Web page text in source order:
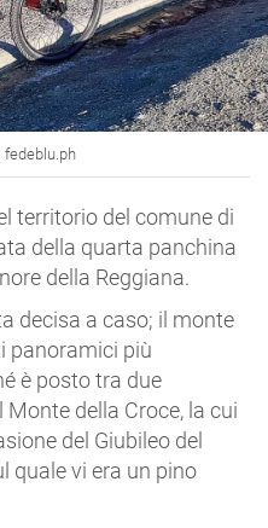
fedeblu.ph
territorio del comune di
della quarta panchina
della Reggiana.
decisa a caso; il monte
panoramici più
è posto tra due
della Croce, la cui
del Giubileo del
quale vi era un pino